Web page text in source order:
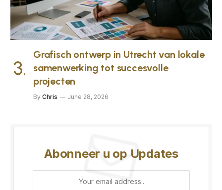
Grafisch ontwerp in Utrecht van lokale
samenwerking tot succesvolle
projecten
By Chris June 28, 2026
Abonneer u op Updates